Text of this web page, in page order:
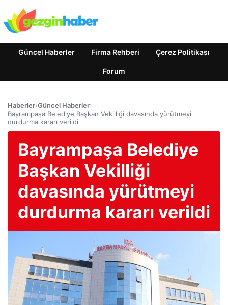
Güncel Haberler Firma Rehberi Çerez Politikası
Forum
Haberler›Güncel Haberler›
Bayrampaşa Belediye Başkan Vekilliği davasında yürütmeyi
durdurma kararı verildi
Bayrampaşa Belediye
Başkan Vekilliği
davasında yürütmeyi
durdurma kararı verildi